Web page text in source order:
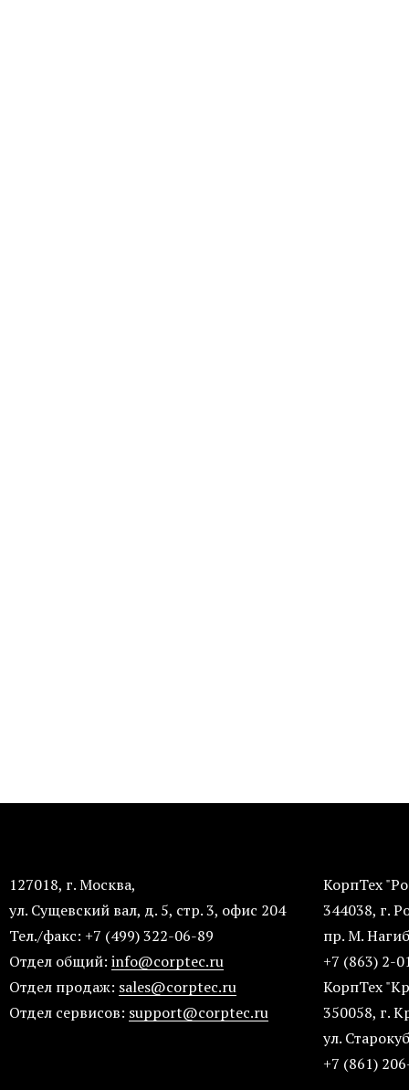
127018, г. Москва,
ул. Сущевский вал, д. 5, стр. 3, офис 204
Тел./факс: +7 (499) 322-06-89
Отдел общий: info@corptec.ru
Отдел продаж: sales@corptec.ru
Отдел сервисов: support@corptec.ru
пр. М.
+7 (863)
КорпТех
350058, г.
ул.
+7 (861)